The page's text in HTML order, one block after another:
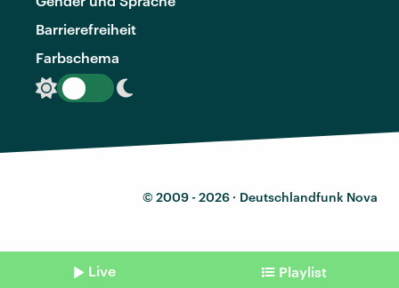
Barrierefreiheit
Farbschema
© 2009 - 2026 · Deutschlandfunk Nova
Live Playlist